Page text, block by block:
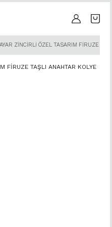
ZİNCİRLİ ÖZEL TASARIM FİRUZE